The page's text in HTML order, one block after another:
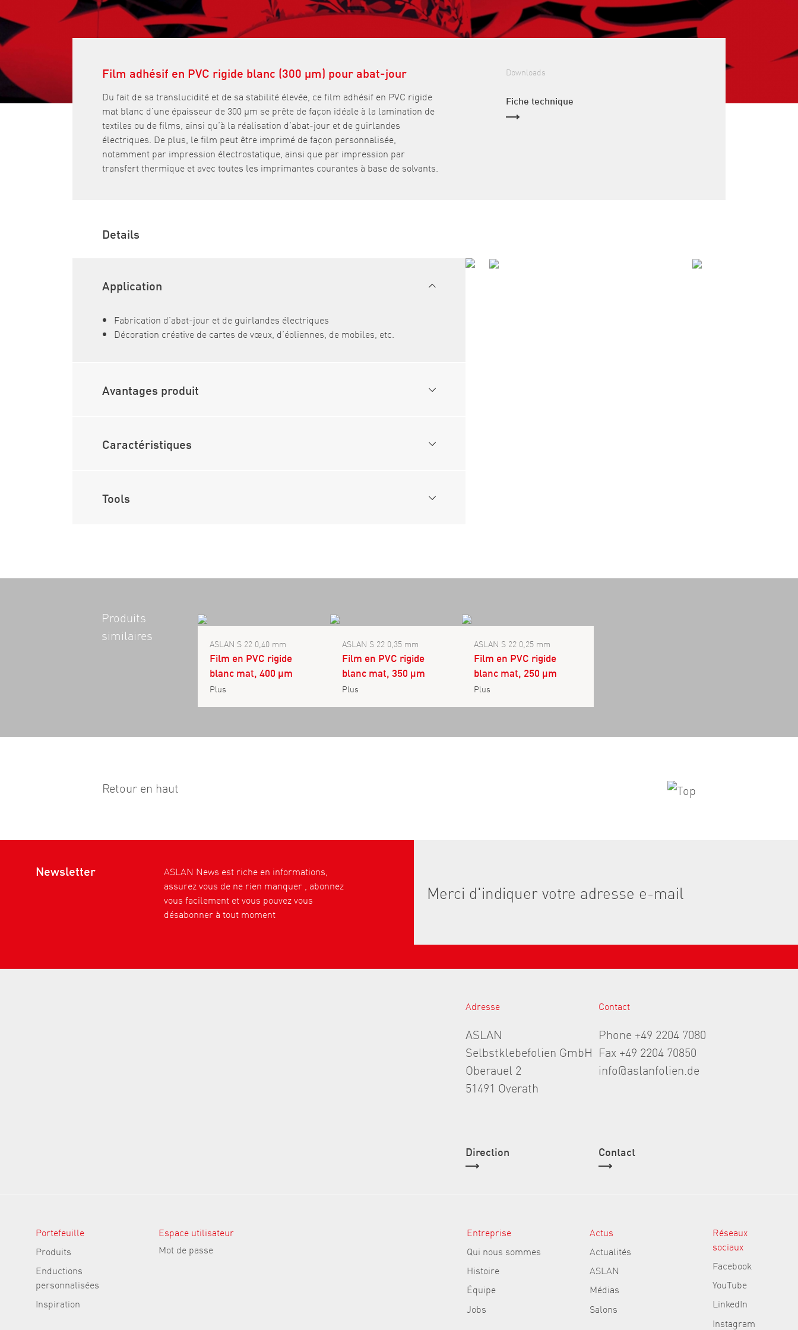
Film adhésif en PVC rigide blanc (300 µm) pour abat-jour
Du fait de sa translucidité et de sa stabilité élevée, ce film adhésif en PVC rigide
mat blanc d’une épaisseur de 300 µm se prête de façon idéale à la lamination de
textiles ou de films, ainsi qu’à la réalisation d’abat-jour et de guirlandes
électriques. De plus, le film peut être imprimé de façon personnalisée,
notamment par impression électrostatique, ainsi que par impression par
transfert thermique et avec toutes les imprimantes courantes à base de solvants.
Downloads
Fiche technique
Details
Application
Fabrication d’abat-jour et de guirlandes électriques
Décoration créative de cartes de vœux, d’éoliennes, de mobiles, etc.
Avantages produit
Caractéristiques
Tools
Produits
similaires
ASLAN S 22 0,40 mm
Film en PVC rigide
blanc mat, 400 µm
Plus
ASLAN S 22 0,35 mm
Film en PVC rigide
blanc mat, 350 µm
Plus
ASLAN S 22 0,25 mm
Film en PVC rigide
blanc mat, 250 µm
Plus
Retour en haut
Newsletter
ASLAN News est riche en informations,
assurez vous de ne rien manquer , abonnez
vous facilement et vous pouvez vous
désabonner à tout moment
Adresse
ASLAN
Selbstklebefolien GmbH
Oberauel 2
51491 Overath
Direction
Contact
Phone +49 2204 7080
Fax +49 2204 70850
info@aslanfolien.de
Contact
Portefeuille
Produits
Enductions
personnalisées
Inspiration
Espace utilisateur
Mot de passe
Entreprise
Qui nous sommes
Histoire
Équipe
Jobs
Actus
Actualités
ASLAN
Médias
Salons
Réseaux
sociaux
Facebook
YouTube
LinkedIn
Instagram